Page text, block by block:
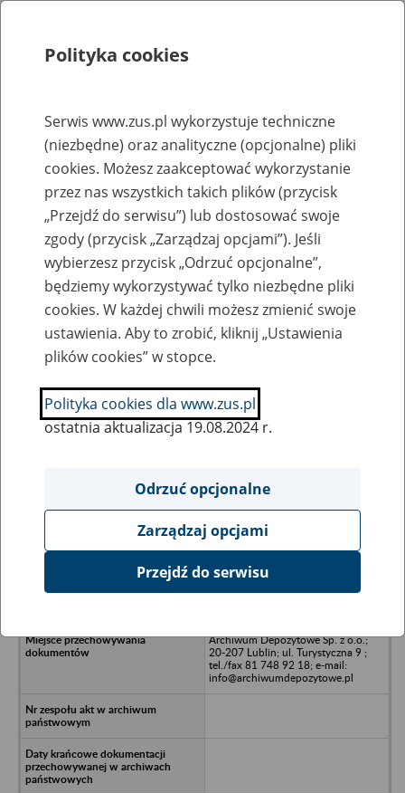
Rejestry, ewidencje i archiwa
Baza zlikwidowanych lub
przekształconych zakładów pracy
Nazwa zakładu pracy:
SZUKAJ
Ukryj wszystkie pozycje bazy
DORA Sp. z o.o., ul. Płowiecka 70,
Archiwum Depozytowe Sp. z o.o.;
20-207 Lublin; ul. Turystyczna 9 ;
tel./fax 81 748 92 18; e-mail:
info@archiwumdepozytowe.pl
Polityka cookies
Serwis www.zus.pl wykorzystuje techniczne
(niezbędne) oraz analityczne (opcjonalne) pliki
cookies. Możesz zaakceptować wykorzystanie
przez nas wszystkich takich plików (przycisk
„Przejdź do serwisu”) lub dostosować swoje
zgody (przycisk „Zarządzaj opcjami”). Jeśli
wybierzesz przycisk „Odrzuć opcjonalne”,
będziemy wykorzystywać tylko niezbędne pliki
cookies. W każdej chwili możesz zmienić swoje
ustawienia. Aby to zrobić, kliknij „Ustawienia
plików cookies” w stopce.
Polityka cookies dla www.zus.pl
ostatnia aktualizacja 19.08.2024 r.
Odrzuć opcjonalne
Zarządzaj opcjami
Przejdź do serwisu